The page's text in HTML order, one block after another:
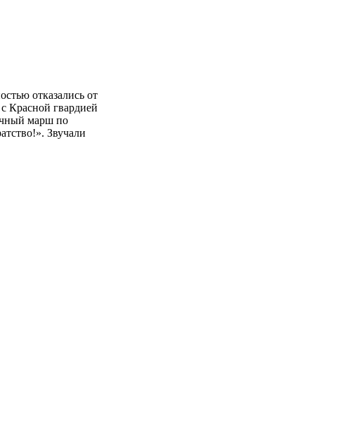
отказались от
Красной гвардией
марш по
Звучали